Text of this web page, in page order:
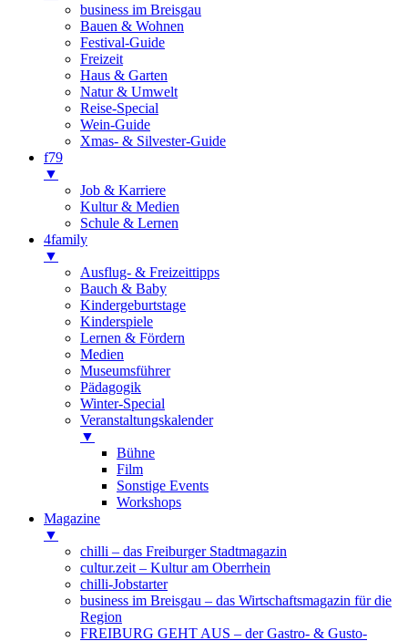
business im Breisgau
Bauen & Wohnen
Festival-Guide
Freizeit
Haus & Garten
Natur & Umwelt
Reise-Special
Wein-Guide
Xmas- & Silvester-Guide
f79
▼
Job & Karriere
Kultur & Medien
Schule & Lernen
4family
▼
Ausflug- & Freizeittipps
Bauch & Baby
Kindergeburtstage
Kinderspiele
Lernen & Fördern
Medien
Museumsführer
Pädagogik
Winter-Special
Veranstaltungskalender
▼
Bühne
Film
Sonstige Events
Workshops
Magazine
▼
chilli – das Freiburger Stadtmagazin
cultur.zeit – Kultur am Oberrhein
chilli-Jobstarter
business im Breisgau – das Wirtschaftsmagazin für die
Region
FREIBURG GEHT AUS – der Gastro- & Gusto-